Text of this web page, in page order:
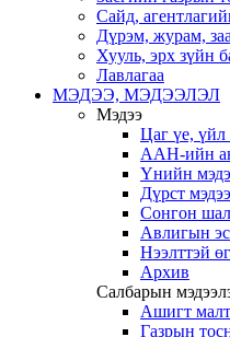
Сайд,
Дүрэм, журам,
Хууль, эрх зүйн
Лавлагаа
МЭДЭЭ, МЭДЭЭЛЭЛ
Мэдээ
Цаг үе, үйл
ААН-ийн
Үнийн
Дүрст мэдээ
Сонгон
Авлигын
Нээлттэй
Архив
Салбарын
Ашигт
Газрын